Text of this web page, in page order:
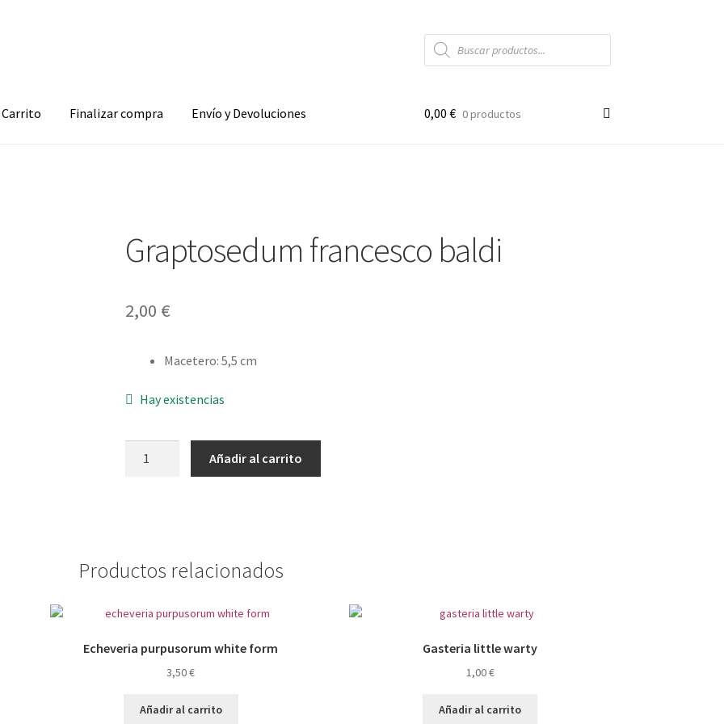
Búsqueda
de
productos
Carrito Finalizar compra Envío y Devoluciones 0,00 € 0 productos
Graptosedum francesco baldi
2,00 €
Macetero: 5,5 cm
Hay existencias
Añadir al carrito
Productos relacionados
Echeveria purpusorum white form
3,50€
Añadir al carrito
Gasteria little warty
1,00€
Añadir al carrito